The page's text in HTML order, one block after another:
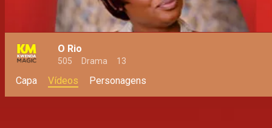
O Rio
505 Drama 13
Capa Vídeos Personagens